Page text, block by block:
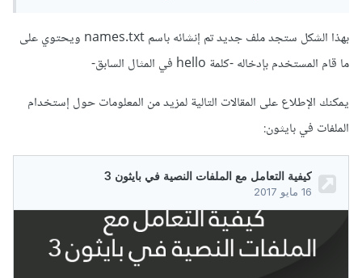
بهذا الشكل ستجد ملف جديد تم إنشائه باسم names.txt ويحتوي على
ما قام المستخدم بإدخاله -كلمة hello في المثال السابق-
يمكنك الإطلاع على المقالات التالية لمزيد من المعلومات حول إستخدام
الملفات في بايثون: